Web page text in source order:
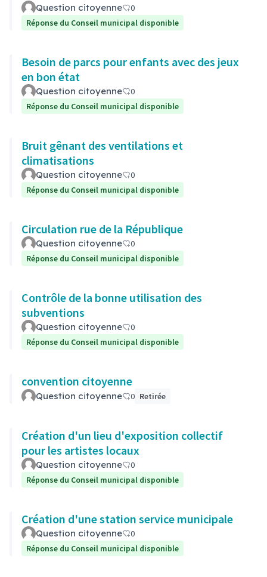
Question citoyenne
0
Réponse du Conseil municipal disponible
Besoin de parcs pour enfants avec des jeux
en bon état
Question citoyenne
0
Réponse du Conseil municipal disponible
Bruit gênant des ventilations et
climatisations
Question citoyenne
0
Réponse du Conseil municipal disponible
Circulation rue de la République
Question citoyenne
0
Réponse du Conseil municipal disponible
Contrôle de la bonne utilisation des
subventions
Question citoyenne
0
Réponse du Conseil municipal disponible
convention citoyenne
Question citoyenne 0 Retirée
Création d'un lieu d'exposition collectif
pour les artistes locaux
Question citoyenne
0
Réponse du Conseil municipal disponible
Création d'une station service municipale
Question citoyenne
0
Réponse du Conseil municipal disponible